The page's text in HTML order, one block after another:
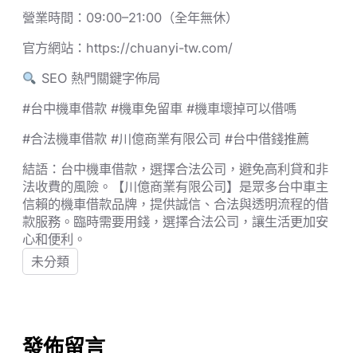
營業時間：09:00–21:00（全年無休）
官方網站：https://chuanyi-tw.com/
SEO 熱門關鍵字佈局
#台中機車借款 #機車免留車 #機車壞掉可以借嗎
#合法機車借款 #川億商業有限公司 #台中借錢推薦
結語：台中機車借款，選擇合法公司，避免高利貸和非
法收費的風險。【川億商業有限公司】是眾多台中車主
信賴的機車借款品牌，提供誠信、合法與透明流程的借
款服務。臨時需要用錢，選擇合法公司，讓生活更加安
心和便利。
未分類
發佈留言